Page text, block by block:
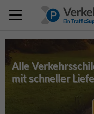
Alle
mit schneller